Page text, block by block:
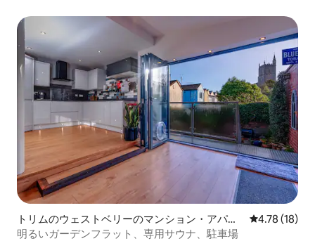
トリムのウェストベリーのマンション・アパー
ト
レビュー18
4.78 (18)
明るいガーデンフラット、専用サウナ、駐車場